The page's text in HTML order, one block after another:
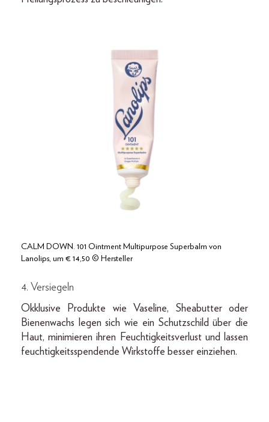
CALM DOWN. 101 Ointment Multipurpose Superbalm von
Lanolips, um € 14,50 © Hersteller
4. Versiegeln
Okklusive Produkte wie Vaseline, Sheabutter oder
Bienenwachs legen sich wie ein Schutzschild über die
Haut, minimieren ihren Feuchtigkeitsverlust und lassen
feuchtigkeitsspendende Wirkstoffe besser einziehen.